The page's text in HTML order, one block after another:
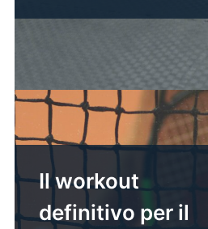
Il workout
definitivo per il